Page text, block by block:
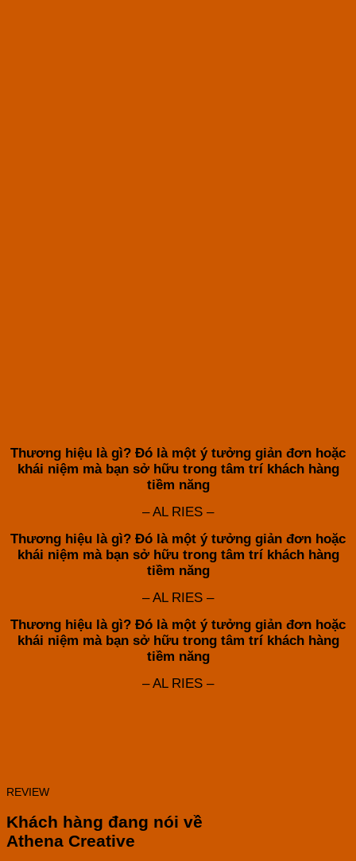
Thương hiệu là gì? Đó là một ý tưởng giản đơn hoặc
khái niệm mà bạn sở hữu trong tâm trí khách hàng
tiềm năng
– AL RIES –
Thương hiệu là gì? Đó là một ý tưởng giản đơn hoặc
khái niệm mà bạn sở hữu trong tâm trí khách hàng
tiềm năng
– AL RIES –
Thương hiệu là gì? Đó là một ý tưởng giản đơn hoặc
khái niệm mà bạn sở hữu trong tâm trí khách hàng
tiềm năng
– AL RIES –
REVIEW
Khách hàng đang nói về
Athena Creative